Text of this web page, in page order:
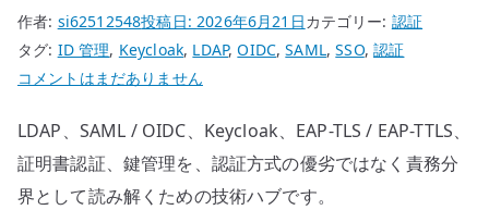
作者: si62512548投稿日:2026年6月21日カテゴリー: 認証
タグ: ID 管理, Keycloak, LDAP,OIDC,SAML,SSO,認証
認
ID
管
理
コメントはまだありません
LDAP、SAML / OIDC、Keycloak、EAP-TLS / EAP-TTLS、
証明書認証、鍵管理を、認証方式の優劣ではなく責務分
界として読み解くための技術ハブです。